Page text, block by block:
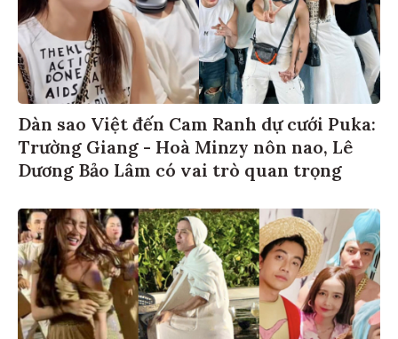
Dàn sao Việt đến Cam Ranh dự cưới Puka:
Trường Giang - Hoà Minzy nôn nao, Lê
Dương Bảo Lâm có vai trò quan trọng